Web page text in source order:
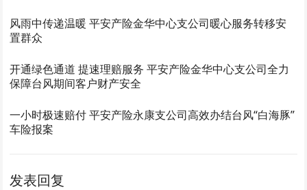
风雨中传递温暖 平安产险金华中心支公司暖心服务转移安
置群众
开通绿色通道 提速理赔服务 平安产险金华中心支公司全力
保障台风期间客户财产安全
一小时极速赔付 平安产险永康支公司高效办结台风“白海豚”
车险报案
发表回复